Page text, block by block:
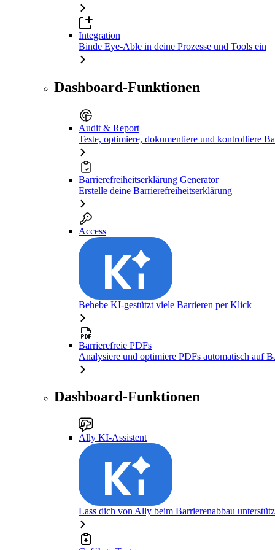
Integration
Binde Eye-Able in deine Prozesse und Tools ein
Dashboard-Funktionen
Audit & Report
Teste, optimiere, dokumentiere und kontrolliere
Barrierefreiheitserklärung Generator
Erstelle deine Barrierefreiheitserklärung
Access
Behebe KI-gestützt viele Barrieren per Klick
Barrierefreie PDFs
Analysiere und optimiere PDFs automatisch auf
Dashboard-Funktionen
Ally KI-Assistent
Lass dich von Ally beim Barrierenabbau